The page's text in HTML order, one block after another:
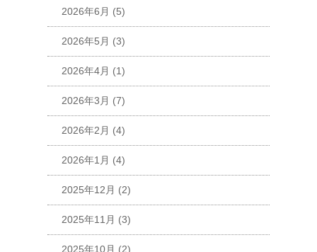
2026年6月 (5)
2026年5月 (3)
2026年4月 (1)
2026年3月 (7)
2026年2月 (4)
2026年1月 (4)
2025年12月 (2)
2025年11月 (3)
2025年10月 (2)